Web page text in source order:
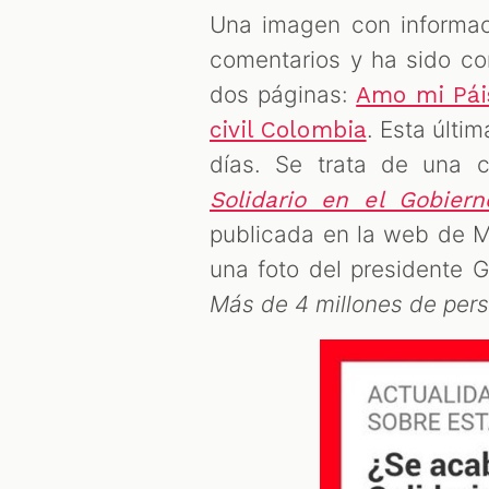
Una imagen con
comentarios y ha sido
dos páginas: Amo mi
civil Colombia. Esta
días. Se trata de una
Solidario en el
publicada en la web de
una foto del presidente
Más de 4 millones de